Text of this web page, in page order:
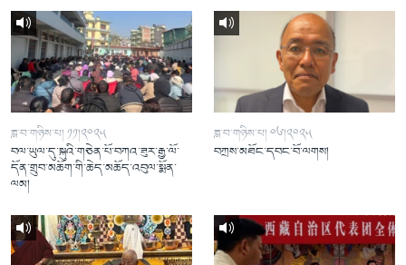
ཟླ་བ་གཉིས་པ། ༡༡།༢༠༢༥
བལ་ཡུལ་དུ་སྐུའི་གཅེན་པོ་བཀའ་ཟུར་རྒྱ་ལོ་
དོན་གྲུབ་མཆོག་གི་ཆེད་མཆོད་འབུལ་སྨོན་
ལམ།
ཟླ་བ་གཉིས་པ། ༠༦།༢༠༢༥
བཀྲས་མཐོང་དབང་བོ་ལགས།